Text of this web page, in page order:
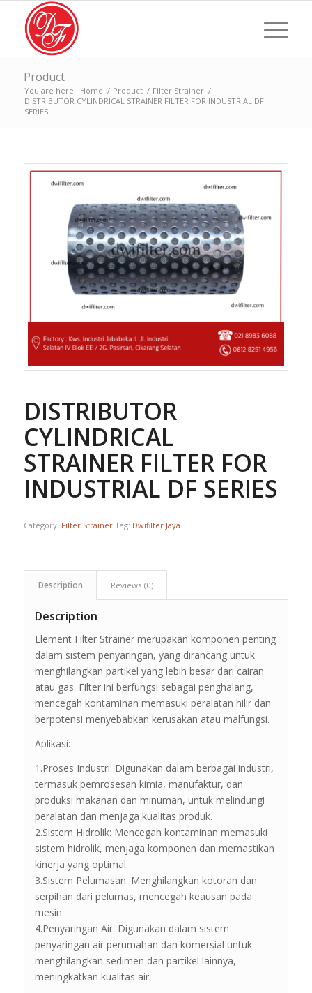
Product
You are here: Home / Product / Filter Strainer /
DISTRIBUTOR CYLINDRICAL STRAINER FILTER FOR INDUSTRIAL DF
SERIES
DISTRIBUTOR
CYLINDRICAL
STRAINER FILTER FOR
INDUSTRIAL DF SERIES
Category: Filter Strainer Tag: Dwifilter Jaya
Description Reviews (0)
Description
Element Filter Strainer merupakan komponen penting
dalam sistem penyaringan, yang dirancang untuk
menghilangkan partikel yang lebih besar dari cairan
atau gas. Filter ini berfungsi sebagai penghalang,
mencegah kontaminan memasuki peralatan hilir dan
berpotensi menyebabkan kerusakan atau malfungsi.
Aplikasi:
1.Proses Industri: Digunakan dalam berbagai industri,
termasuk pemrosesan kimia, manufaktur, dan
produksi makanan dan minuman, untuk melindungi
peralatan dan menjaga kualitas produk.
2.Sistem Hidrolik: Mencegah kontaminan memasuki
sistem hidrolik, menjaga komponen dan memastikan
kinerja yang optimal.
3.Sistem Pelumasan: Menghilangkan kotoran dan
serpihan dari pelumas, mencegah keausan pada
mesin.
4.Penyaringan Air: Digunakan dalam sistem
penyaringan air perumahan dan komersial untuk
menghilangkan sedimen dan partikel lainnya,
meningkatkan kualitas air.